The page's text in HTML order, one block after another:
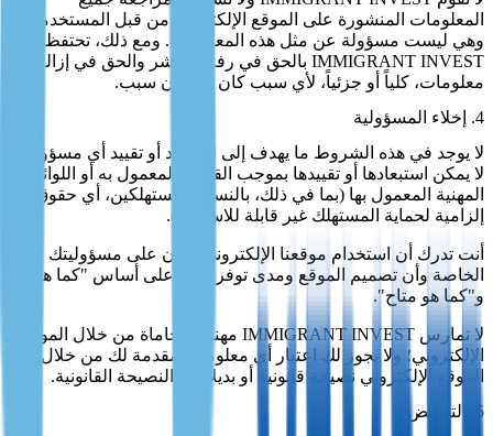
المعلومات المنشورة على الموقع الإلكتروني من قبل المستخدمين
وهي ليست مسؤولة عن مثل هذه المعلومات. ومع ذلك، تحتفظ
IMMIGRANT INVEST بالحق في رفض النشر والحق في إزالة أي
معلومات، كلياً أو جزئياً، لأي سبب كان أو بدون سبب.
4. إخلاء المسؤولية
لا يوجد في هذه الشروط ما يهدف إلى استبعاد أو تقييد أي مسؤولية
لا يمكن استبعادها أو تقييدها بموجب القانون المعمول به أو اللوائح
المهنية المعمول بها (بما في ذلك، بالنسبة للمستهلكين، أي حقوق
إلزامية لحماية المستهلك غير قابلة للاستبعاد).
أنت تدرك أن استخدام موقعنا الإلكتروني يكون على مسؤوليتك
الخاصة وأن تصميم الموقع ومدى توفره هما على أساس "كما هو"
و"كما هو متاح".
لا تمارس IMMIGRANT INVEST مهنة المحاماة من خلال الموقع
الإلكتروني؛ ولا يجوز لك اعتبار أي معلومات مقدمة لك من خلال
الموقع الإلكتروني نصيحة قانونية أو بديلاً عن النصيحة القانونية.
5. التعويض